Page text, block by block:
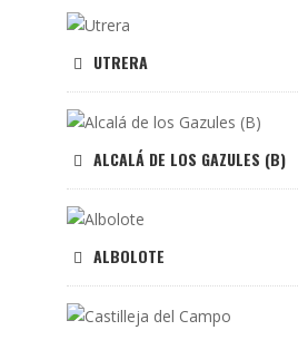
UTRERA
ALCALÁ DE LOS GAZULES (B)
ALBOLOTE